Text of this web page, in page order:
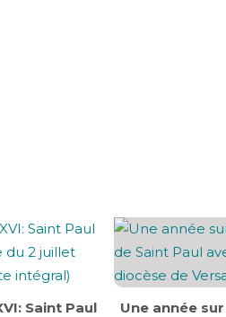
Saint Paul
Une année